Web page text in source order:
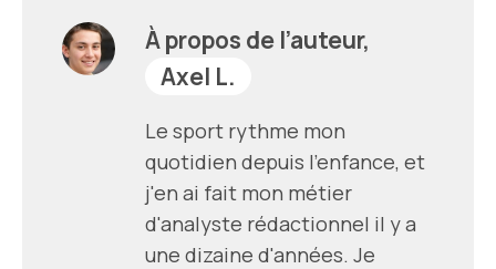
À propos de l’auteur,
Axel L.
Le sport rythme mon
quotidien depuis l'enfance, et
j'en ai fait mon métier
d'analyste rédactionnel il y a
une dizaine d'années. Je